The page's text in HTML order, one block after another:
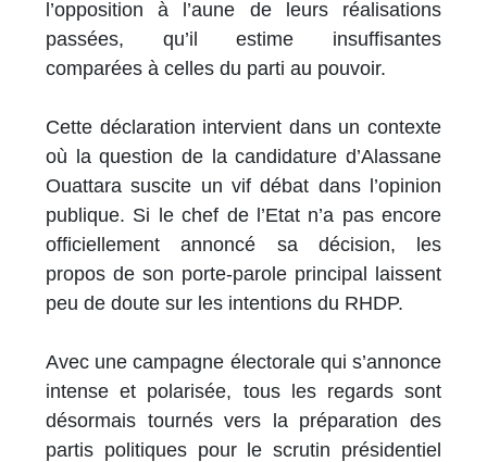
l’opposition à l’aune de leurs réalisations
passées, qu’il estime insuffisantes
comparées à celles du parti au pouvoir.
Cette déclaration intervient dans un contexte
où la question de la candidature d’Alassane
Ouattara suscite un vif débat dans l’opinion
publique. Si le chef de l’Etat n’a pas encore
officiellement annoncé sa décision, les
propos de son porte-parole principal laissent
peu de doute sur les intentions du RHDP.
Avec une campagne électorale qui s’annonce
intense et polarisée, tous les regards sont
désormais tournés vers la préparation des
partis politiques pour le scrutin présidentiel